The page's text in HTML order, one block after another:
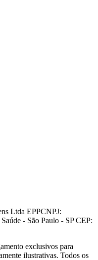
Ltda EPPCNPJ:
- São Paulo - SP CEP:
exclusivos para
ilustrativas. Todos os